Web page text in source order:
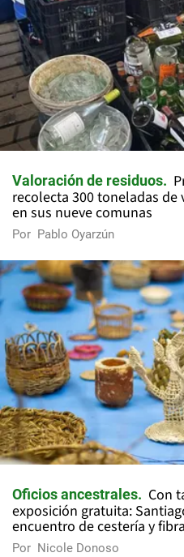
Valoración de residuos
recolecta 300 toneladas
en sus nueve comunas
Por Pablo Oyarzún
Oficios ancestrales
Con
exposición gratuita:
encuentro de cestería y
Por Nicole Donoso